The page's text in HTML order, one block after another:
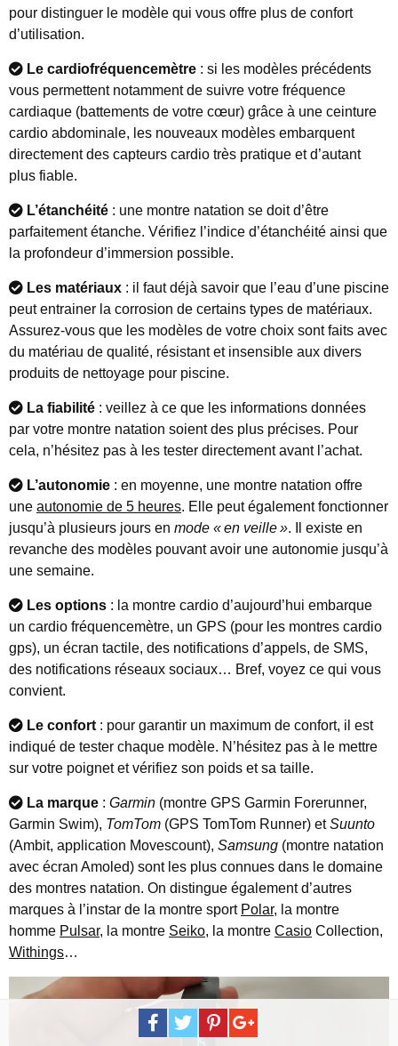
pour distinguer le modèle qui vous offre plus de confort
d’utilisation.
Le cardiofréquencemètre : si les modèles précédents
vous permettent notamment de suivre votre fréquence
cardiaque (battements de votre cœur) grâce à une ceinture
cardio abdominale, les nouveaux modèles embarquent
directement des capteurs cardio très pratique et d’autant
plus fiable.
L’étanchéité : une montre natation se doit d’être
parfaitement étanche. Vérifiez l’indice d’étanchéité ainsi que
la profondeur d’immersion possible.
Les matériaux : il faut déjà savoir que l’eau d’une piscine
peut entrainer la corrosion de certains types de matériaux.
Assurez-vous que les modèles de votre choix sont faits avec
du matériau de qualité, résistant et insensible aux divers
produits de nettoyage pour piscine.
La fiabilité : veillez à ce que les informations données
par votre montre natation soient des plus précises. Pour
cela, n’hésitez pas à les tester directement avant l’achat.
L’autonomie : en moyenne, une montre natation offre
une autonomie de 5 heures. Elle peut également fonctionner
jusqu’à plusieurs jours en mode «en veille». Il existe en
revanche des modèles pouvant avoir une autonomie jusqu’à
une semaine.
Les options : la montre cardio d’aujourd’hui embarque
un cardio fréquencemètre, un GPS (pour les montres cardio
gps), un écran tactile, des notifications d’appels, de SMS,
des notifications réseaux sociaux… Bref, voyez ce qui vous
convient.
Le confort : pour garantir un maximum de confort, il est
indiqué de tester chaque modèle. N’hésitez pas à le mettre
sur votre poignet et vérifiez son poids et sa taille.
La marque : Garmin (montre GPS Garmin Forerunner,
Garmin Swim), TomTom (GPS TomTom Runner) etSuunto
(Ambit, application Movescount), Samsung (montre natation
avec écran Amoled) sont les plus connues dans le domaine
des montres natation. On distingue également d’autres
marques à l’instar de la montre sport Polar, la montre
homme Pulsar, la montre Seiko, la montre Casio Collection,
Withings…